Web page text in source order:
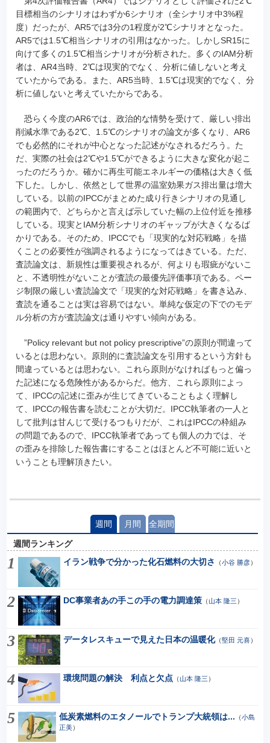
目標相当のシナリオはわずか6シナリオ（全シナリオ中3%程
度）だったが、AR5では3分の1程度が2℃シナリオとなった。
AR5では1.5℃相当シナリオの引用はなかった。しかしSR15に
向けて多くの1.5℃相当シナリオが分析された。多くのIAM分析
者は、AR4当時、2℃は現実的でなく、分析に値しないと考え
ていたからである。また、AR5当時、1.5℃は現実的でなく、分
析に値しないと考えていたからである。
恐らく今度のAR6では、政治的な情勢を受けて、厳しい排出
削減水準である2℃、1.5℃のシナリオの論文が多くなり、AR6
でも必然的にそれが中心となった記述がなされるだろう。た
だ、実際の社会は2℃や1.5℃ができるように大きな変化が起こ
ったのだろうか。確かに再生可能エネルギーの価格は大きく低
下した。しかし、依然として世界の温室効果ガス排出量は増大
している。以前のIPCCがまとめた成り行きシナリオの見通し
の範囲内で、どちらかと言えば示していた幅の上位付近を推移
している。現実とIAM分析シナリオのギャップが大きくなるば
かりである。そのため、IPCCでも「現実的な対応戦略」を描
くことの必要性が強調されるようになってはきている。ただ、
査読論文は、新規性は重要視されるが、何よりも瑕疵がないこ
と、不透明性がないことが査読の最優先評価事項である。ペー
ジ制限の厳しい査読論文で「現実的な対応戦略」を書き込み、
査読を通ることは実は容易ではない。単純な仮定の下でのモデ
ル分析の方が査読論文は通りやすい傾向がある。
”Policy relevant but not policy prescriptive”の原則が間違って
いるとは思わない。原則的に査読論文を引用するという方針も
間違っているとは思わない。これら原則がなければもっと偏っ
た記述になる危険性があるからだ。他方、これら原則によっ
て、IPCCの記述に歪みが生じてきていることもよく理解し
て、IPCCの報告書を読むことが大切だ。IPCC執筆者の一人と
して批判は甘んじて受けるつもりだが、これはIPCCの枠組み
の問題であるので、IPCC執筆者であっても個人の力では、そ
の歪みを排除した報告書にすることはほとんど不可能に近いと
いうことも理解頂きたい。
週間 月間 全期間
週間ランキング
イラン戦争で分かった化石燃料の大切さ
（小谷 勝彦）
DC事業者あの手この手の電力調達策（山本 隆三 ）
データレスキューで見えた日本の温暖化（堅田 元喜）
環境問題の解決 利点と欠点 （山本 隆三 ）
低炭素燃料のエタノールでトランプ大統領は... （小島
正美）